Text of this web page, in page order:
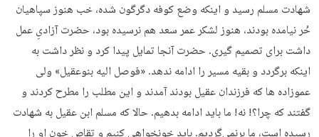
شهادت مسلم رسید و اینکه وضع کوفه دگرگون شده، خب هنوز سپاهیان
حُر نیامده بودند، هنوز لشکر عمر سعد هم نرسیده بود، حضرت آزادیِ عمل
داشت برای تصمیم گیری. حضرت آنجا تمایل پیدا کرد و نظر داشت به
اینکه برگردد و بقیه مسیر را ادامه ندهد. «فوصل الیه بنوعقیل» ولی
عموزاده ها که فرزندان عقیل بودند آمدند و این مطلب را مطرح کردند و
گفتند که چرا؟! نه! ما باید ادامه بدهیم. حالا که مسلم ابن عقیل به شهادت